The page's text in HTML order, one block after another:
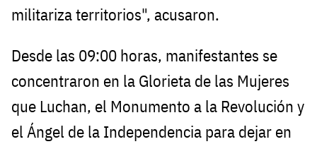
militariza territorios", acusaron.
Desde las 09:00 horas, manifestantes se
concentraron en la Glorieta de las Mujeres
que Luchan, el Monumento a la Revolución y
el Ángel de la Independencia para dejar en